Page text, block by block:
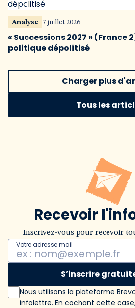
Analyse 7 juillet 2026
« Successions 2027 » (France
politique dépolitisé
Charger plus
Tous les
Recevoir
Inscrivez-vous pour recevoir
Votre adresse mail
S’inscrire
Nous utilisons la plateforme
infolettre. En cochant cette